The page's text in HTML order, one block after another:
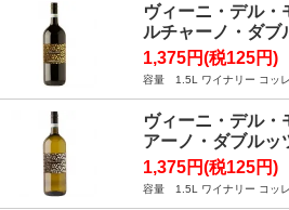
ヴィーニ・デル
ルチャーノ・ダブ
1,375円(税125円)
容量 1.5L ワイナリー コッ
ヴィーニ・デル
アーノ・ダブルッ
1,375円(税125円)
容量 1.5L ワイナリー コッ